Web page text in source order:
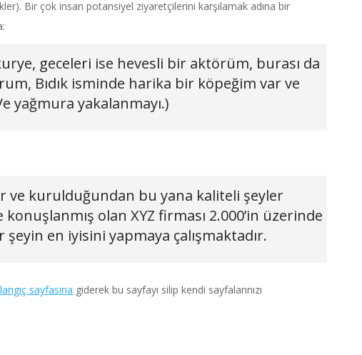
Bir çok insan potansiyel ziyaretçilerini karşılamak adına bir
geceleri ise hevesli bir aktörüm, burası da
Bıdık isminde harika bir köpeğim var ve
yağmura yakalanmayı.)
ve kurulduğundan bu yana kaliteli şeyler
olan XYZ firması 2.000’in üzerinde
şeyin en iyisini yapmaya çalışmaktadır.
sayfasına giderek bu sayfayı silip kendi sayfalarınızı